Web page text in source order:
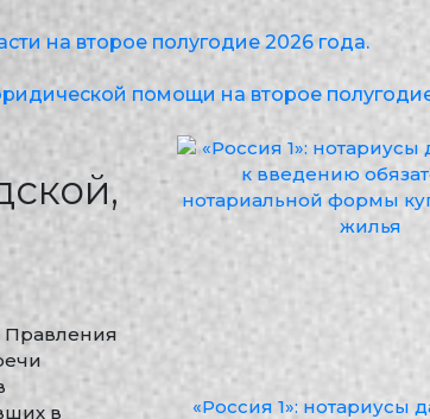
на второе полугодие 2026 года.
помощи на второе
Правления
в
«Россия 1»: нотариусы